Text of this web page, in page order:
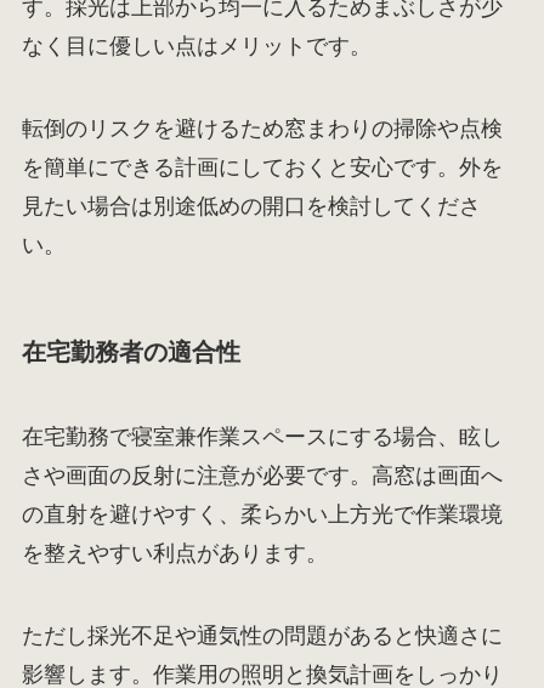
す。採光は上部から均一に入るためまぶしさが少
なく目に優しい点はメリットです。
転倒のリスクを避けるため窓まわりの掃除や点検
を簡単にできる計画にしておくと安心です。外を
見たい場合は別途低めの開口を検討してくださ
い。
在宅勤務者の適合性
在宅勤務で寝室兼作業スペースにする場合、眩し
さや画面の反射に注意が必要です。高窓は画面へ
の直射を避けやすく、柔らかい上方光で作業環境
を整えやすい利点があります。
ただし採光不足や通気性の問題があると快適さに
影響します。作業用の照明と換気計画をしっかり